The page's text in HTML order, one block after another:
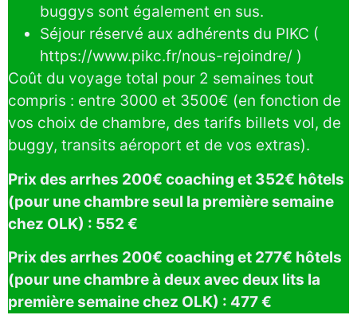
buggys sont également en sus.
Séjour réservé aux adhérents du PIKC (
https://www.pikc.fr/nous-rejoindre/ )
Coût du voyage total pour 2 semaines tout
compris : entre 3000 et 3500€ (en fonction de
vos choix de chambre, des tarifs billets vol, de
buggy, transits aéroport et de vos extras).
Prix des arrhes 200€ coaching et 352€ hôtels
(pour une chambre seul la première semaine
chez OLK) : 552 €
Prix des arrhes 200€ coaching et 277€ hôtels
(pour une chambre à deux avec deux lits la
première semaine chez OLK) : 477 €